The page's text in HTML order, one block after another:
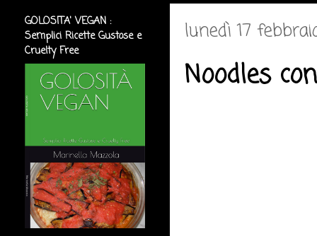
lunedì 17
Noodles
GOLOSITA' VEGAN :
Semplici Ricette Gustose e
Cruelty Free